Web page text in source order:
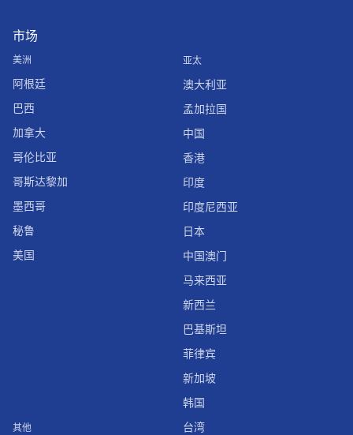
市场
美洲
阿根廷
巴西
加拿大
哥伦比亚
哥斯达黎加
墨西哥
秘鲁
美国
其他
亚太
澳大利亚
孟加拉国
中国
香港
印度
印度尼西亚
日本
中国澳门
马来西亚
新西兰
巴基斯坦
菲律宾
新加坡
韩国
台湾